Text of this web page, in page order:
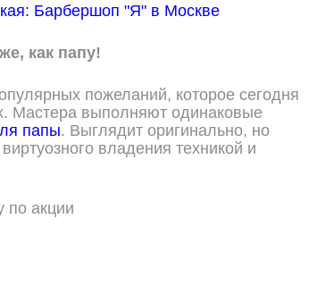
как папу!
пожеланий, которое сегодня
Мастера выполняют одинаковые
папы. Выглядит оригинально, но
владения техникой и